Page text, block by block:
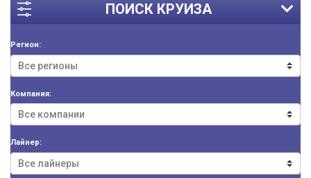
ПОИСК КРУИЗА
Регион:
Компания:
Лайнер: